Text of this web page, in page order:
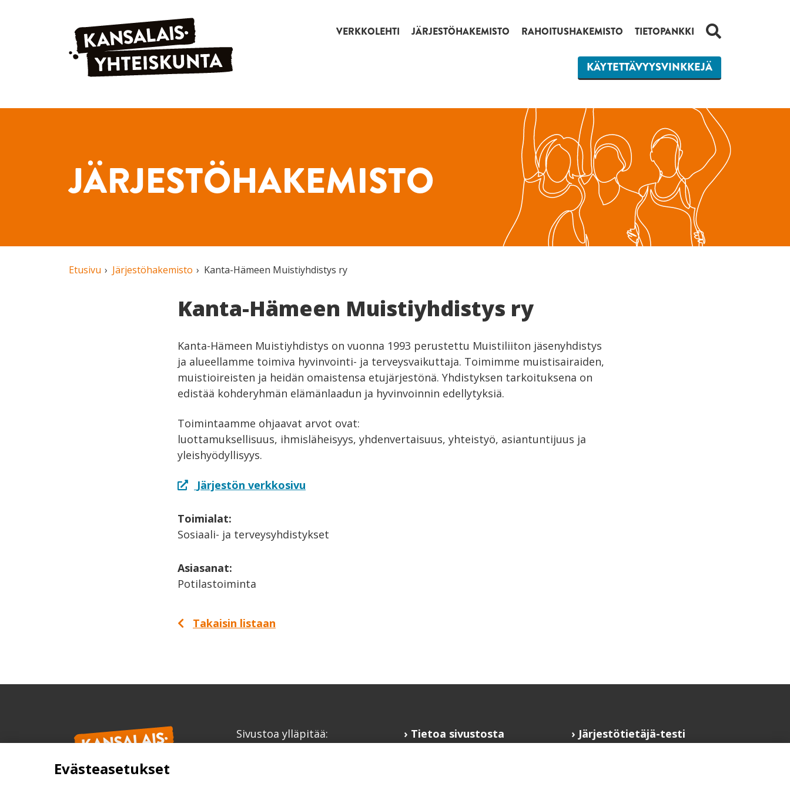
Siirry sisältöön VERKKOLEHTI JÄRJESTÖHAKEMISTO RAHOITUSHAKEMISTO TIETOPANKKI HAKU
KÄYTETTÄVYYSVINKKEJÄ
JÄRJESTÖHAKEMISTO
Etusivu Järjestöhakemisto Kanta-Hämeen Muistiyhdistys ry
Kanta-Hämeen Muistiyhdistys ry
Kanta-Hämeen Muistiyhdistys on vuonna 1993 perustettu Muistiliiton jäsenyhdistys
ja alueellamme toimiva hyvinvointi- ja terveysvaikuttaja. Toimimme muistisairaiden,
muistioireisten ja heidän omaistensa etujärjestönä. Yhdistyksen tarkoituksena on
edistää kohderyhmän elämänlaadun ja hyvinvoinnin edellytyksiä.
Toimintaamme ohjaavat arvot ovat:
luottamuksellisuus, ihmisläheisyys, yhdenvertaisuus, yhteistyö, asiantuntijuus ja
yleishyödyllisyys.
Järjestön verkkosivu
Toimialat:
Sosiaali- ja terveysyhdistykset
Asiasanat:
Potilastoiminta
Takaisin listaan
Sivustoa ylläpitää:
Tietoa sivustosta
Järjestötietäjä-testi
Evästeasetukset